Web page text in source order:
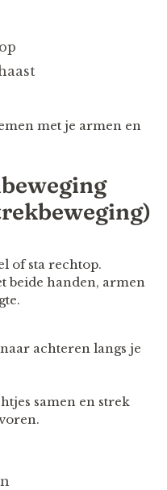
met je armen en
of sta rechtop.
beide handen, armen
achteren langs je
samen en strek